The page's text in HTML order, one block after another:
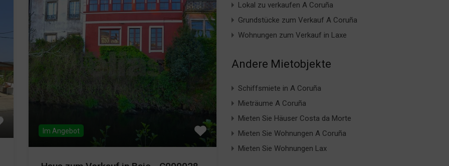
Im Angebot
Lokal zu verkaufen A Coruña
Grundstücke zum Verkauf A Coruña
Wohnungen zum Verkauf in Laxe
Andere Mietobjekte
Schiffsmiete in A Coruña
Mieträume A Coruña
Mieten Sie Häuser Costa da Morte
Mieten Sie Wohnungen A Coruña
Mieten Sie Wohnungen Lax